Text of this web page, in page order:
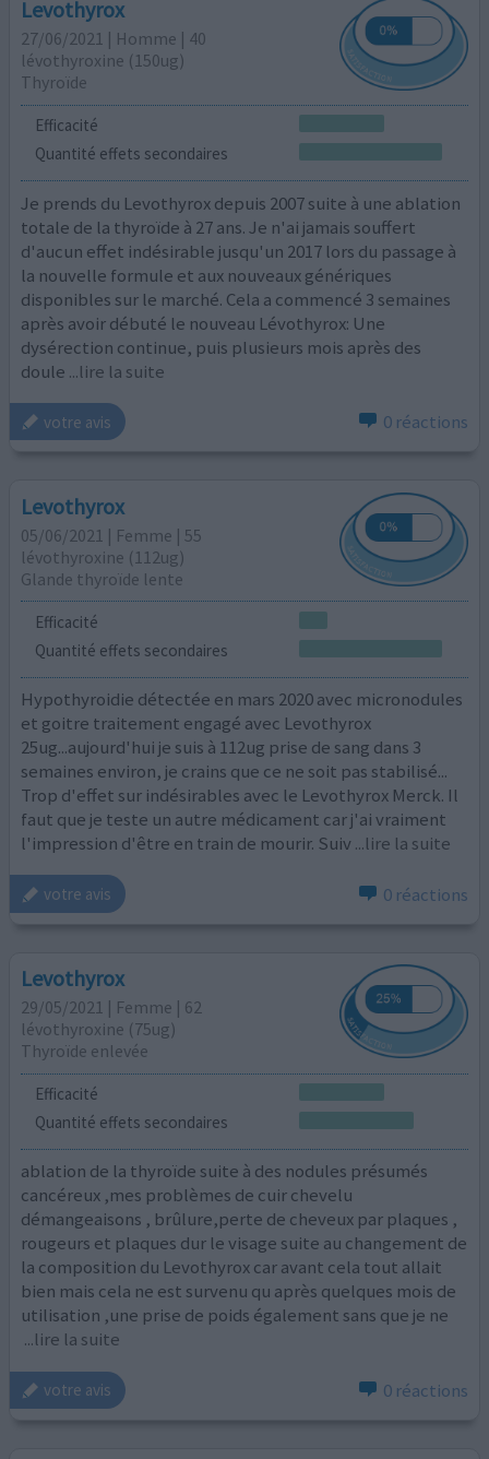
Levothyrox
27/06/2021 | Homme | 40
lévothyroxine (150ug)
Thyroïde
Efficacité
Quantité effets secondaires
Je prends du Levothyrox depuis 2007 suite à une ablation
totale de la thyroïde à 27 ans. Je n'ai jamais souffert
d'aucun effet indésirable jusqu'un 2017 lors du passage à
la nouvelle formule et aux nouveaux génériques
disponibles sur le marché. Cela a commencé 3 semaines
après avoir débuté le nouveau Lévothyrox: Une
dysérection continue, puis plusieurs mois après des
doule ...lire la suite
votre avis 0 réactions
Levothyrox
05/06/2021 | Femme | 55
lévothyroxine (112ug)
Glande thyroïde lente
Efficacité
Quantité effets secondaires
Hypothyroidie détectée en mars 2020 avec micronodules
et goitre traitement engagé avec Levothyrox
25ug...aujourd'hui je suis à 112ug prise de sang dans 3
semaines environ, je crains que ce ne soit pas stabilisé...
Trop d'effet sur indésirables avec le Levothyrox Merck. Il
faut que je teste un autre médicament car j'ai vraiment
l'impression d'être en train de mourir. Suiv ...lire la suite
votre avis 0 réactions
Levothyrox
29/05/2021 | Femme | 62
lévothyroxine (75ug)
Thyroïde enlevée
Efficacité
Quantité effets secondaires
ablation de la thyroïde suite à des nodules présumés
cancéreux ,mes problèmes de cuir chevelu
démangeaisons , brûlure,perte de cheveux par plaques ,
rougeurs et plaques dur le visage suite au changement de
la composition du Levothyrox car avant cela tout allait
bien mais cela ne est survenu qu après quelques mois de
utilisation ,une prise de poids également sans que je ne
...lire la suite
votre avis 0 réactions